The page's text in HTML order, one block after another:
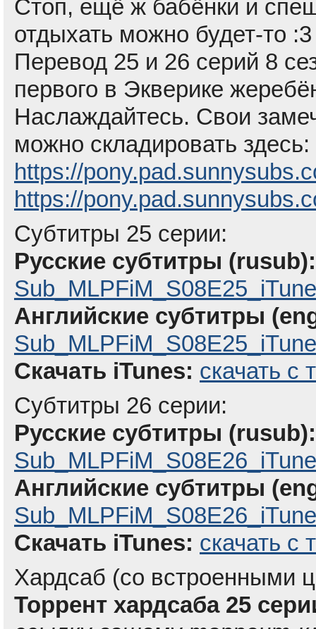
Стоп, ещё ж бабёнки и
отдыхать можно будет-то :3
Перевод 25 и 26 серий 8
первого в Экверике
Наслаждайтесь. Свои
можно складировать здесь:
https://
https://
Субтитры 25 серии:
Русские субтитры (rusub):
Английские субтитры
Скачать iTunes: скачать с
Субтитры 26 серии:
Русские субтитры (rusub):
Английские субтитры
Скачать iTunes: скачать с
Хардсаб (со встроенными
Торрент хардсаба 25